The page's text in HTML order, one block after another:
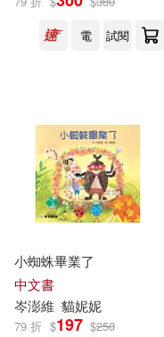
電
試閱
小蜘蛛畢業了
中文書
岑澎維 貓妮妮
79 折 $197 $250